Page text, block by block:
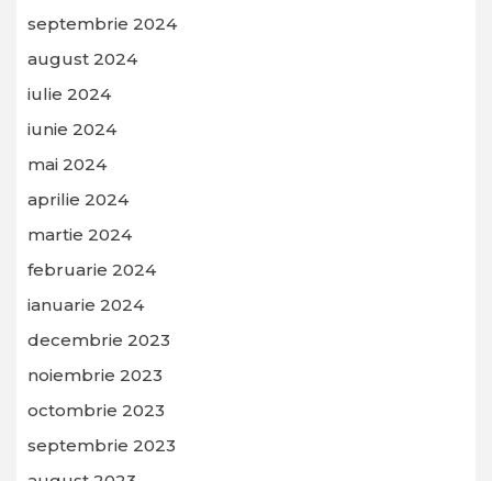
septembrie 2024
august 2024
iulie 2024
iunie 2024
mai 2024
aprilie 2024
martie 2024
februarie 2024
ianuarie 2024
decembrie 2023
noiembrie 2023
octombrie 2023
septembrie 2023